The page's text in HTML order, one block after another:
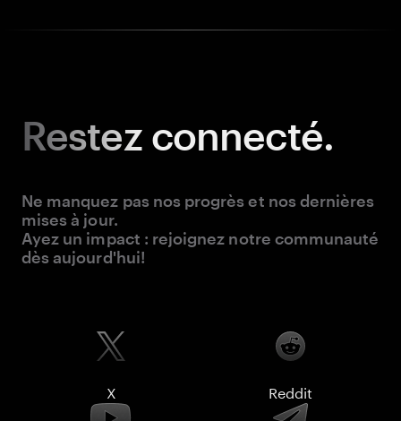
Restezconnecté.
Ne manquez pas nos progrès et nos dernières
mises à jour.
Ayez un impact : rejoignez notre communauté
dès aujourd'hui!
X Reddit